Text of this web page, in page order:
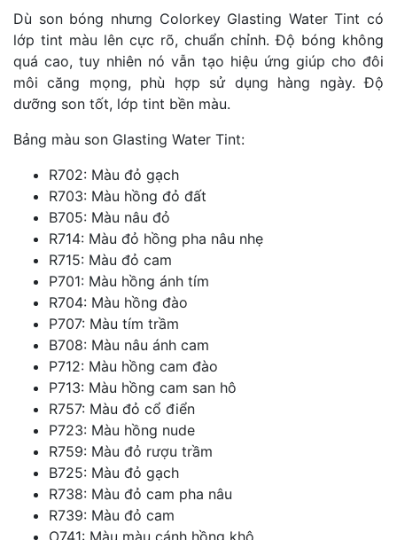
Dù son bóng nhưng Colorkey Glasting Water Tint có
lớp tint màu lên cực rõ, chuẩn chỉnh. Độ bóng không
quá cao, tuy nhiên nó vẫn tạo hiệu ứng giúp cho đôi
môi căng mọng, phù hợp sử dụng hàng ngày. Độ
dưỡng son tốt, lớp tint bền màu.
Bảng màu son Glasting Water Tint:
R702: Màu đỏ gạch
R703: Màu hồng đỏ đất
B705: Màu nâu đỏ
R714: Màu đỏ hồng pha nâu nhẹ
R715: Màu đỏ cam
P701: Màu hồng ánh tím
R704: Màu hồng đào
P707: Màu tím trầm
B708: Màu nâu ánh cam
P712: Màu hồng cam đào
P713: Màu hồng cam san hô
R757: Màu đỏ cổ điển
P723: Màu hồng nude
R759: Màu đỏ rượu trầm
B725: Màu đỏ gạch
R738: Màu đỏ cam pha nâu
R739: Màu đỏ cam
O741: Màu màu cánh hồng khô